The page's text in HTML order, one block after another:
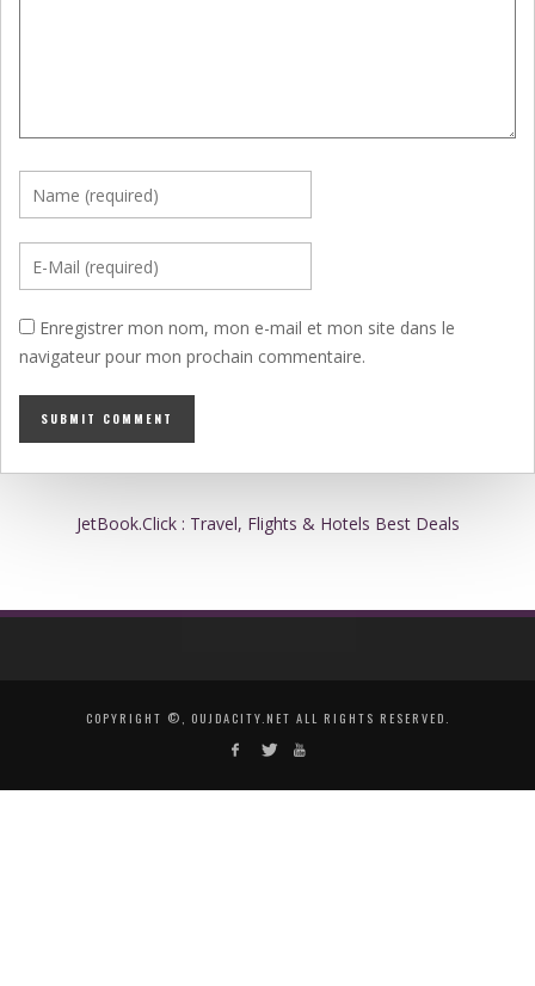
Enregistrer mon nom, mon e-mail et mon site dans le
navigateur pour mon prochain commentaire.
JetBook.Click : Travel, Flights & Hotels Best Deals
COPYRIGHT ©, OUJDACITY.NET ALL RIGHTS RESERVED.